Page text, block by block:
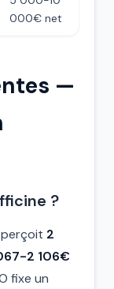
000€ net
—
?
2
2 106€
fixe un